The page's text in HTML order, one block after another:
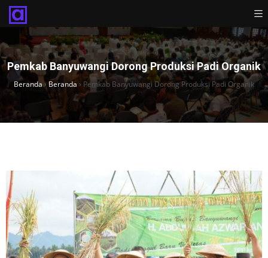
Pemkab Banyuwangi Dorong Produksi Padi Organik
Beranda›Beranda › Pemkab Banyuwangi Dorong Produksi Padi Organik